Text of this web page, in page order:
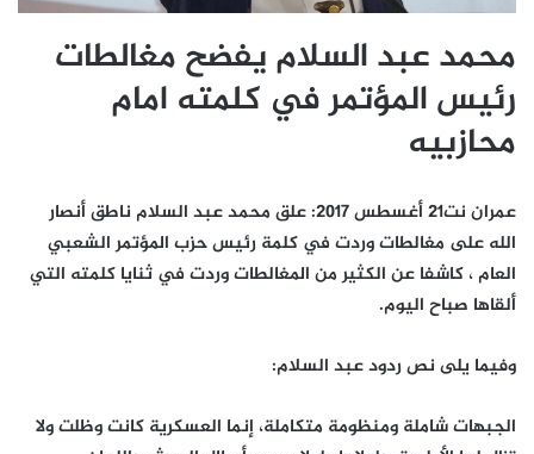
محمد عبد السلام يفضح مغالطات
رئيس المؤتمر في كلمته امام
محازبيه
عمران نت21 أغسطس 2017: علق محمد عبد السلام ناطق أنصار
الله على مغالطات وردت في كلمة رئيس حزب المؤتمر الشعبي
العام ، كاشفا عن الكثير من المغالطات وردت في ثنايا كلمته التي
ألقاها صباح اليوم.
وفيما يلى نص ردود عبد السلام:
الجبهات شاملة ومنظومة متكاملة، إنما العسكرية كانت وظلت ولا